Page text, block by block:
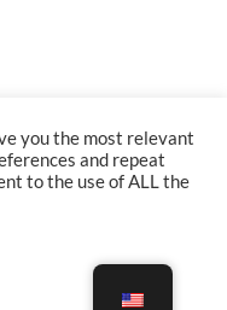
you the most relevant
and repeat
to the use of ALL the